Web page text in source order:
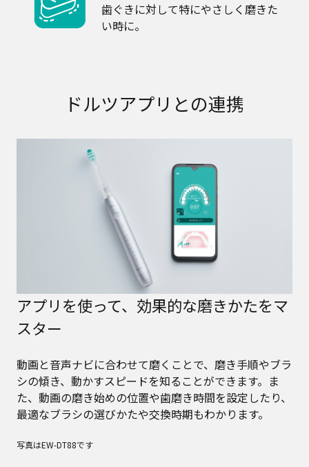
歯ぐきに対して特にやさしく磨きた
い時に。
ドルツアプリとの連携
アプリを使って、効果的な磨きかたをマ
スター
動画と音声ナビに合わせて磨くことで、磨き手順やブラ
シの傾き、動かすスピードを知ることができます。ま
た、動画の磨き始めの位置や歯磨き時間を設定したり、
最適なブラシの選びかたや交換時期もわかります。
写真はEW-DT88です